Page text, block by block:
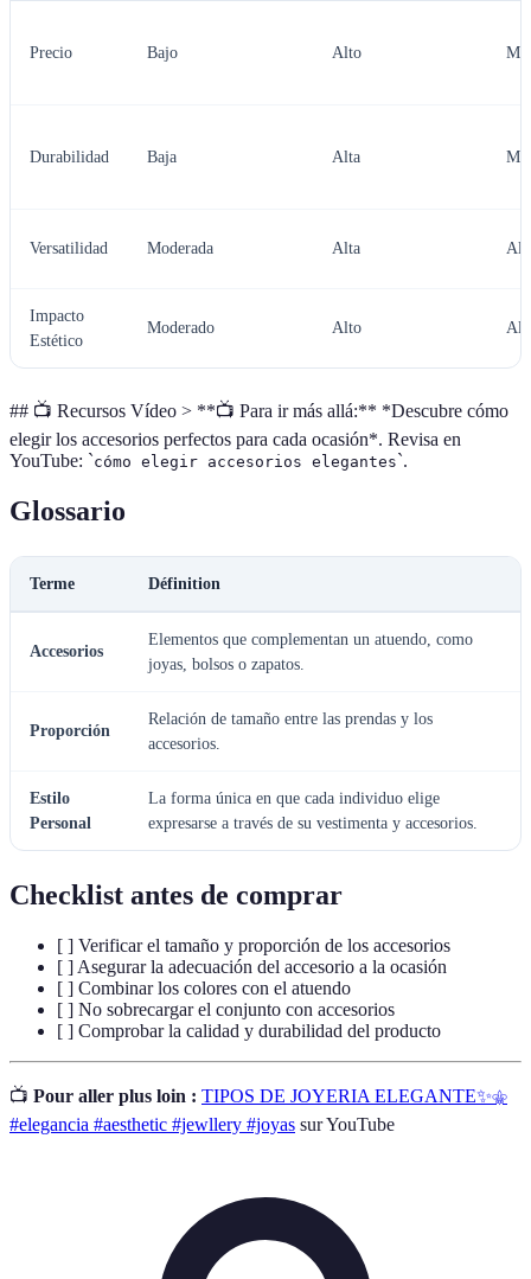
Precio Bajo Alto
Durabilidad Baja Alta
Versatilidad Moderada Alta
Impacto
Estético
Moderado Alto
## 📺 Recursos Vídeo > **📺 Para ir más allá:** *Descubre cómo
elegir los accesorios perfectos para cada ocasión*. Revisa en
YouTube: `cómo elegir accesorios elegantes`.
Glossario
Terme Définition
Accesorios
Elementos que complementan un atuendo, como
joyas, bolsos o zapatos.
Proporción
Relación de tamaño entre las prendas y los
accesorios.
Estilo
Personal
La forma única en que cada individuo elige
expresarse a través de su vestimenta y accesorios.
Checklist antes de comprar
[ ] Verificar el tamaño y proporción de los accesorios
[ ] Asegurar la adecuación del accesorio a la ocasión
[ ] Combinar los colores con el atuendo
[ ] No sobrecargar el conjunto con accesorios
[ ] Comprobar la calidad y durabilidad del producto
📺 Pour aller plus loin : TIPOS DE JOYERIA ELEGANTE✨⚜️
#elegancia #aesthetic #jewllery #joyas sur YouTube